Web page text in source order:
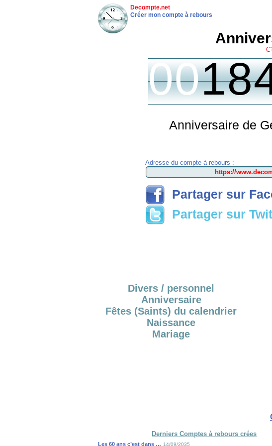
Decompte.net
Créer mon compte à rebours
00
Anniversaire de
Adresse du compte à rebours :
Partager sur
Partager sur
Divers / personnel
Anniversaire
Fêtes (Saints) du calendrier
Naissance
Mariage
Derniers Comptes à rebours crées
Les 60 ans c’est dans … 14/09/2035